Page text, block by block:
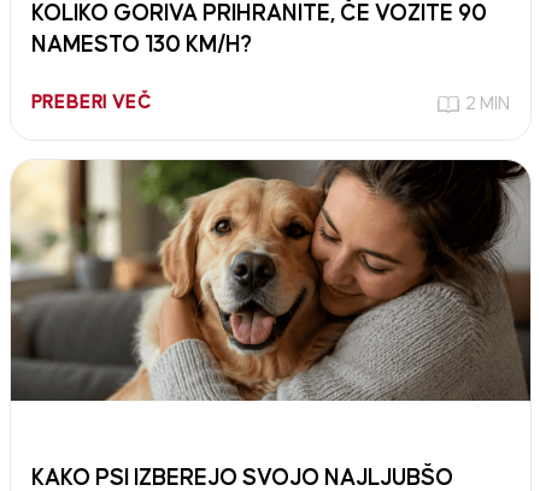
KOLIKO GORIVA PRIHRANITE, ČE VOZITE 90
NAMESTO 130 KM/H?
PREBERI VEČ 2 MIN
KAKO PSI IZBEREJO SVOJO NAJLJUBŠO